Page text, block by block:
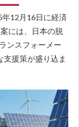
12月16日に経済
には、日本の脱
ンスフォーメー
支援策が盛り込ま